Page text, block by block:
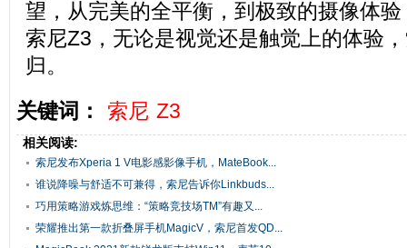
望，从完美的全平衡，到极致的摄像体
索尼Z3，无论是视觉还是触觉上的体验
归。
关键词：
索尼 Z3
相关阅读:
索尼发布Xperia 1 V电影感影像手机，MateBook...
谁说降噪与舒适不可兼得，索尼告诉你Linkbuds...
巧用策略游戏炼思维：“策略竞技场TM”有趣又...
荣耀推出第一款折叠屏手机MagicV，索尼首发QD...